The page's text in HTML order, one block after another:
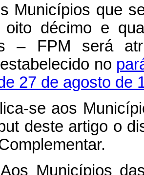
Municípios que
oito décimo e
– FPM será
no
27 de agosto de
se aos
deste artigo o
Municípios